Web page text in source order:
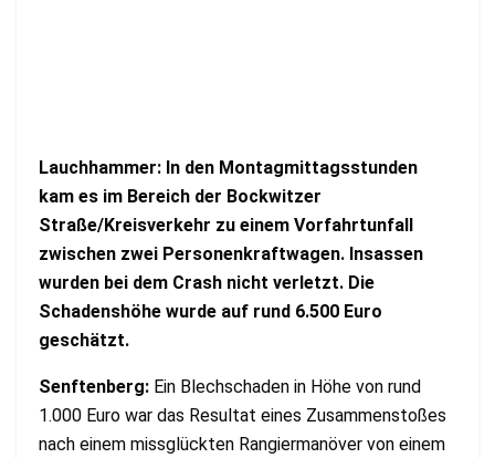
Lauchhammer: In den Montagmittagsstunden
kam es im Bereich der Bockwitzer
Straße/Kreisverkehr zu einem Vorfahrtunfall
zwischen zwei Personenkraftwagen. Insassen
wurden bei dem Crash nicht verletzt. Die
Schadenshöhe wurde auf rund 6.500 Euro
geschätzt.
Senftenberg: Ein Blechschaden in Höhe von rund
1.000 Euro war das Resultat eines Zusammenstoßes
nach einem missglückten Rangiermanöver von einem